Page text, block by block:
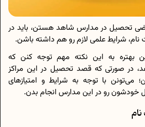
تحصیل در مدارس شاهد هستن، باید در
نام، شرایط علمی لازم رو هم داشته باشن.
بهتره به این نکته مهم توجه کنن که
در صورتی که قصد تحصیل در این مراکز
می‌تونن با توجه به شرایط و امتیاز‌های
رو در این مدارس انجام بدن.